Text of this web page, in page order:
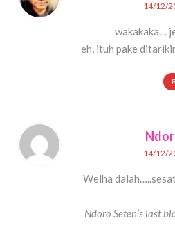
14/12/
wakakaka…
eh, ituh pake
14/12/
Welha
Ndoro Seten’s last